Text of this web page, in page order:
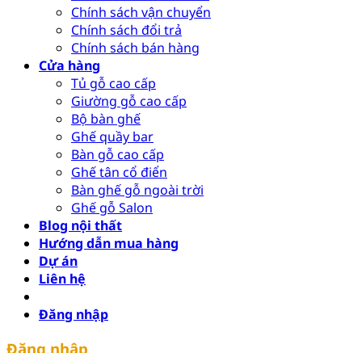
Chính sách vận chuyển
Chính sách đổi trả
Chính sách bán hàng
Cửa hàng
Tủ gỗ cao cấp
Giường gỗ cao cấp
Bộ bàn ghế
Ghế quầy bar
Bàn gỗ cao cấp
Ghế tân cổ điển
Bàn ghế gỗ ngoài trời
Ghế gỗ Salon
Blog nội thất
Hướng dẫn mua hàng
Dự án
Liên hệ
Đăng nhập
Đăng nhập